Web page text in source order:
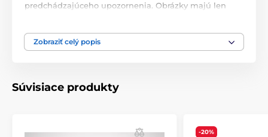
predchádzajúceho upozornenia. Obrázky majú len
Akumulátory
Zobraziť celý popis
Súvisiace produkty
-20%